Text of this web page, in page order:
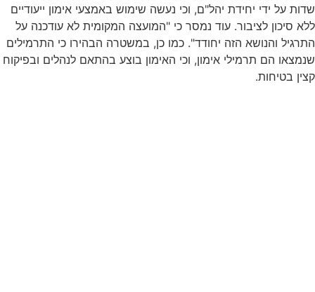
שדות על ידי יחידת יהל"ם, וכי נעשה שימוש באמצעי אימון ייעודיים
ללא סיכון לציבור. עוד נמסר כי "המועצה המקומית לא עודכנה על
התרגיל והנושא הזה יחודד". כמו כן, במשטרה הבהירו כי התרמילים
שנמצאו הם תרמילי אימון, וכי האימון בוצע בהתאם לנהלים ובפיקוח
קצין בטיחות.